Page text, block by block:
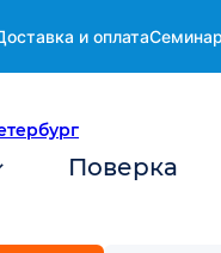
и оплата
Поверка